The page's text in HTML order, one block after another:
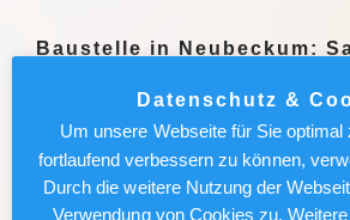
Baustelle in Neubeckum:
In Neubeckum nähert sich die
Straßensanierung an der Straße „Im
Ende. Die Stadt investiert 1,6
Sicherheit, Grün und
Datenschutz &
Um unsere Webseite für Sie optimal
fortlaufend verbessern zu können,
Durch die weitere Nutzung der
Verwendung von Cookies zu.